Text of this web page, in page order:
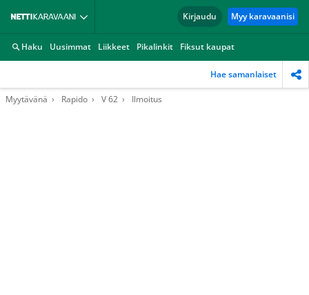
Kirjaudu Myy karavaanisi
Haku Uusimmat Liikkeet Pikalinkit Fiksut kaupat
Hae samanlaiset
Myytävänä Rapido V 62 Ilmoitus